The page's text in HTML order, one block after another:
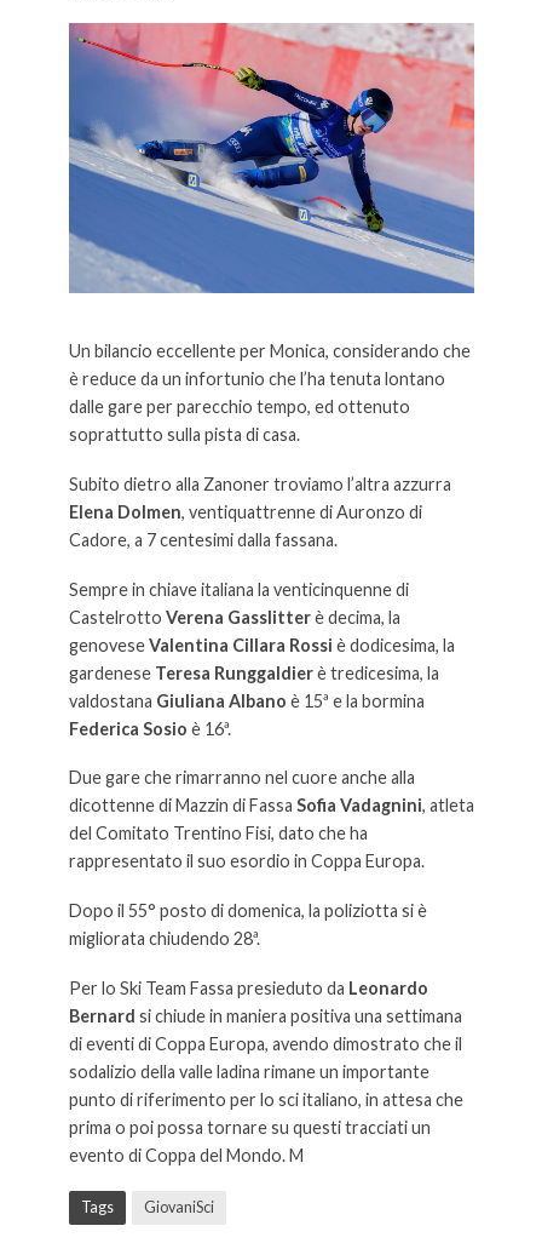
Un bilancio eccellente per Monica, considerando che
è reduce da un infortunio che l’ha tenuta lontano
dalle gare per parecchio tempo, ed ottenuto
soprattutto sulla pista di casa.
Subito dietro alla Zanoner troviamo l’altra azzurra
Elena Dolmen, ventiquattrenne di Auronzo di
Cadore, a 7 centesimi dalla fassana.
Sempre in chiave italiana la venticinquenne di
Castelrotto Verena Gasslitterè decima, la
genoveseValentina Cillara Rossi è dodicesima, la
gardeneseTeresa Runggaldierè tredicesima, la
valdostana Giuliana Albano è 15ª e la bormina
Federica Sosio è 16ª.
Due gare che rimarranno nel cuore anche alla
dicottenne di Mazzin di Fassa Sofia Vadagnini, atleta
del Comitato Trentino Fisi, dato che ha
rappresentato il suo esordio in Coppa Europa.
Dopo il 55° posto di domenica, la poliziotta si è
migliorata chiudendo 28ª.
Per lo Ski Team Fassa presieduto da Leonardo
Bernard si chiude in maniera positiva una settimana
di eventi di Coppa Europa, avendo dimostrato che il
sodalizio della valle ladina rimane un importante
punto di riferimento per lo sci italiano, in attesa che
prima o poi possa tornare su questi tracciati un
evento di Coppa del Mondo. M
Tags GiovaniSci